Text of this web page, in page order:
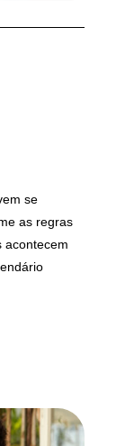
se
as regras
acontecem